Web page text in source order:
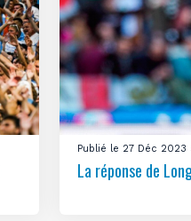
Publié le 27 Déc 2023
La réponse de